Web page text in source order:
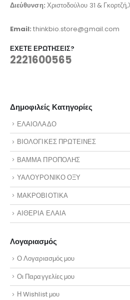
Διεύθυνση: Χριστοδούλου 31 &
Email:thinkbio.store@gmail.com
ΈΧΕΤΕ ΕΡΩΤΉΣΕΙΣ?
2221600565
Δημοφιλείς Κατηγορίες
ΕΛΑΙΟΛΑΔΟ
ΒΙΟΛΟΓΙΚΕΣ ΠΡΩΤΕΙΝΕΣ
ΒΑΜΜΑ ΠΡΟΠΟΛΗΣ
ΥΑΛΟΥΡΟΝΙΚΟ ΟΞΥ
ΜΑΚΡΟΒΙΟΤΙΚΑ
ΑΙΘΕΡΙΑ ΕΛΑΙΑ
Λογαριασμός
Ο Λογαριασμός μου
Οι Παραγγελίες μου
Η Wishlist μου